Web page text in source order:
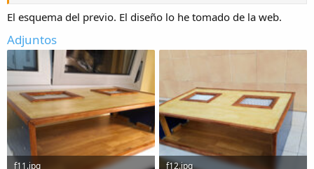
El esquema del previo. El diseño lo he tomado de la web.
Adjuntos
f11.jpg
f12.jpg